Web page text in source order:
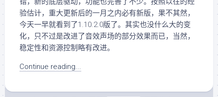
验估计，重大更新后的一月之内必有新版，果不其然，
今天一早就看到了1.10.2.0版了。其实也没什么大的变
化，只不过是改进了音效声场的部分效果而已，当然，
稳定性和资源控制略有改进。
Continue reading...